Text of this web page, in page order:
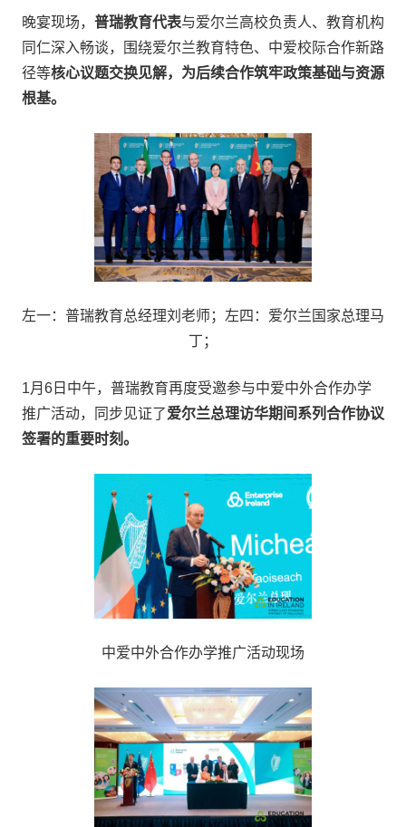
晚宴现场， 普瑞教育代表与爱尔兰高校负责人、教育机构
同仁深入畅谈，围绕爱尔兰教育特色、中爱校际合作新路
径等核心议题交换见解，为后续合作筑牢政策基础与资源
根基。
左一：普瑞教育总经理刘老师；左四：爱尔兰国家总理马
丁；
1月6日中午，普瑞教育再度受邀参与中爱中外合作办学
推广活动，同步见证了爱尔兰总理访华期间系列合作协议
签署的重要时刻。
中爱中外合作办学推广活动现场